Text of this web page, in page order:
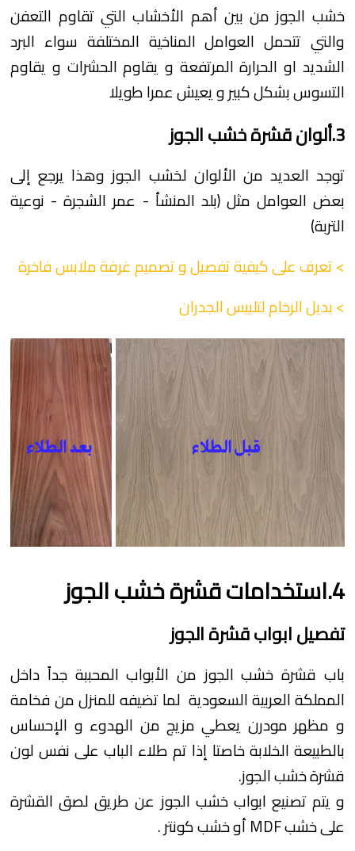
خشب الجوز من بين أهم الأخشاب التي تقاوم التعفن
والتي تتحمل العوامل المناخية المختلفة سواء البرد
الشديد او الحرارة المرتفعة و يقاوم الحشرات و يقاوم
التسوس بشكل كبير و يعيش عمرا طويلا
3.ألوان قشرة خشب الجوز
توجد العديد من الألوان لخشب الجوز وهذا يرجع إلى
بعض العوامل مثل (بلد المنشأ - عمر الشجرة - نوعية
التربة)
> تعرف على كيفية تفصيل و تصميم غرفة ملابس فاخرة
> بديل الرخام لتلبيس الجدران
4.استخدامات قشرة خشب الجوز
تفصيل ابواب قشرة الجوز
باب قشرة خشب الجوز من الأبواب المحببة جداً داخل
المملكة العربية السعودية لما تضيفه للمنزل من فخامة
و مظهر مودرن يعطي مزيج من الهدوء و الإحساس
بالطبيعة الخلابة خاصتا إذا تم طلاء الباب على نفس لون
قشرة خشب الجوز.
و يتم تصنيع ابواب خشب الجوز عن طريق لصق القشرة
على خشب MDF أو خشب كونتر .